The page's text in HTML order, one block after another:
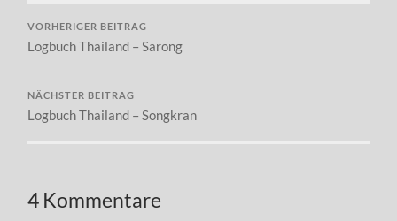
VORHERIGER BEITRAG
Logbuch Thailand – Sarong
NÄCHSTER BEITRAG
Logbuch Thailand – Songkran
4 Kommentare